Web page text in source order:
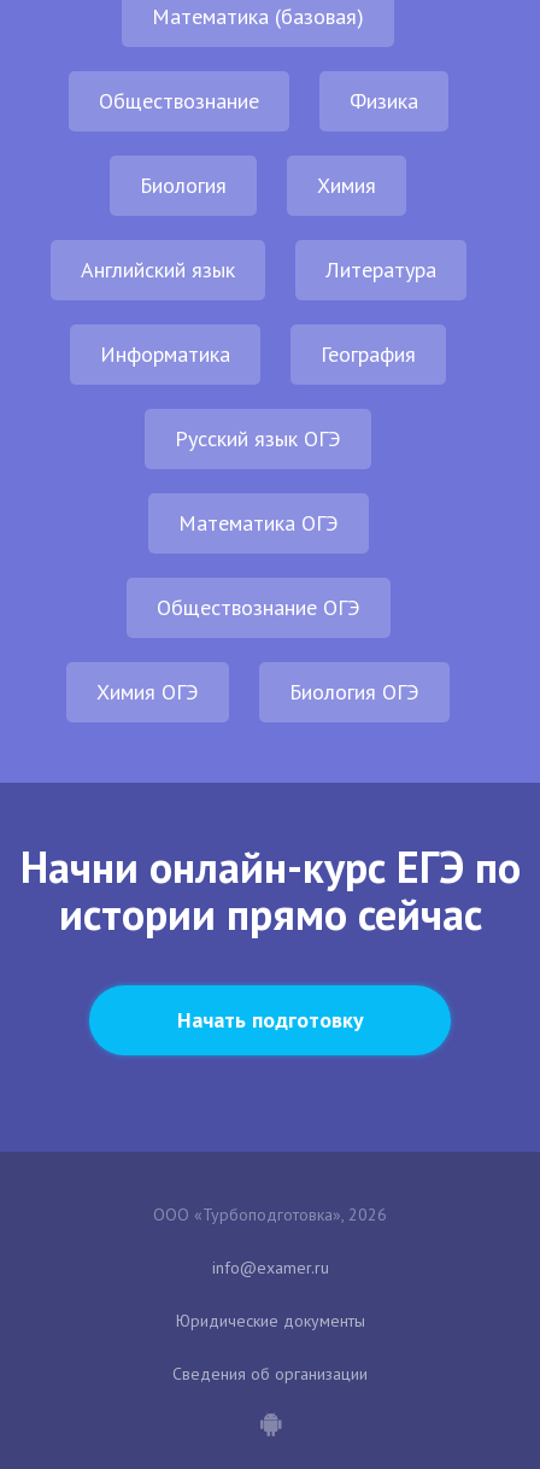
Математика (базовая)
Обществознание Физика
Биология Химия
Английский язык Литература
Информатика География
Русский язык ОГЭ
Математика ОГЭ
Обществознание ОГЭ
Химия ОГЭ Биология ОГЭ
Начни онлайн-курс ЕГЭ по
истории прямо сейчас
Начать подготовку
ООО «Турбоподготовка», 2026
Юридические документы
Сведения об организации